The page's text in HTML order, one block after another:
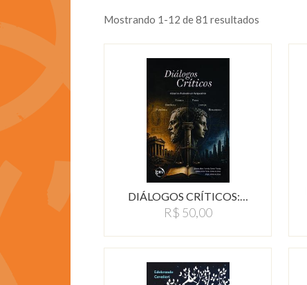
Mostrando 1-12 de 81 resultados
DIÁLOGOS CRÍTICOS:…
R$ 50,00